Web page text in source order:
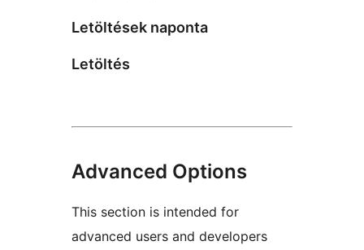
Letöltések naponta
Letöltés
Advanced Options
This section is intended for
advanced users and developers